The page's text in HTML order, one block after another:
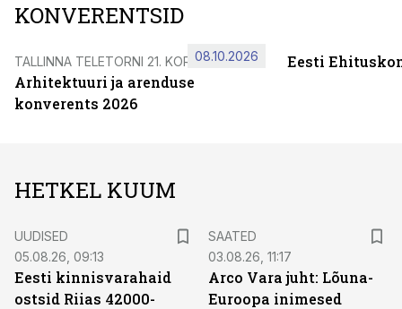
KONVERENTSID
TALLINNA TELETORNI 21. KORRUSEL
Arhitektuuri ja arenduse
konverents 2026
08.10.2026 Eesti
HETKEL KUUM
UUDISED
05.08.26, 09:13
Eesti kinnisvarahaid
ostsid Riias 42000-
SAATED
03.08.26, 11:17
Arco Vara juht: Lõuna-
Euroopa inimesed